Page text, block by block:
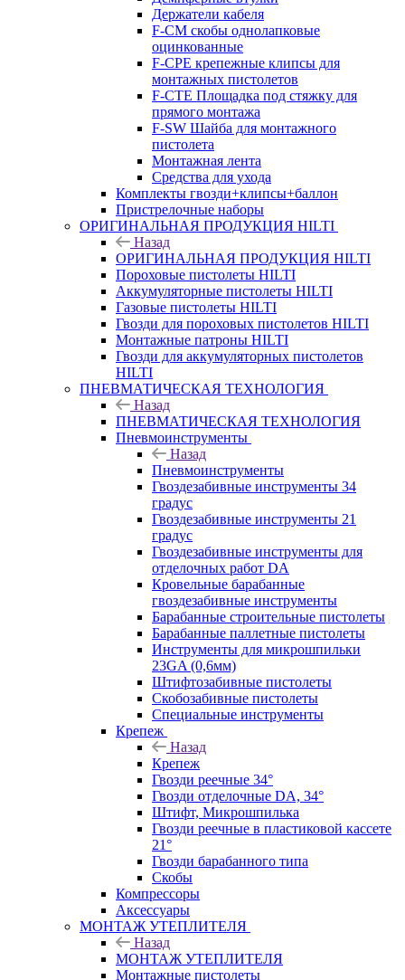
Держатели кабеля
F-CM скобы однолапковые
оцинкованные
F-CPE крепежные клипсы для
монтажных пистолетов
F-CTE Площадка под стяжку для
прямого монтажа
F-SW Шайба для монтажного
пистолета
Монтажная лента
Средства для ухода
Комплекты гвозди+клипсы+баллон
Пристрелочные наборы
ОРИГИНАЛЬНАЯ ПРОДУКЦИЯ HILTI
Назад
ОРИГИНАЛЬНАЯ ПРОДУКЦИЯ HILTI
Пороховые пистолеты HILTI
Аккумуляторные пистолеты HILTI
Газовые пистолеты HILTI
Гвозди для пороховых пистолетов HILTI
Монтажные патроны HILTI
Гвозди для аккумуляторных пистолетов
HILTI
ПНЕВМАТИЧЕСКАЯ ТЕХНОЛОГИЯ
Назад
ПНЕВМАТИЧЕСКАЯ ТЕХНОЛОГИЯ
Пневмоинструменты
Назад
Пневмоинструменты
Гвоздезабивные инструменты 34
градус
Гвоздезабивные инструменты 21
градус
Гвоздезабивные инструменты для
отделочных работ DA
Кровельные барабанные
гвоздезабивные инструменты
Барабанные строительные пистолеты
Барабанные паллетные пистолеты
Инструменты для микрошпильки
23GA (0,6мм)
Штифтозабивные пистолеты
Скобозабивные пистолеты
Специальные инструменты
Крепеж
Назад
Крепеж
Гвозди реечные 34°
Гвозди отделочные DA, 34°
Штифт, Микрошпилька
Гвозди реечные в пластиковой кассете
21°
Гвозди барабанного типа
Скобы
Компрессоры
Аксессуары
МОНТАЖ УТЕПЛИТЕЛЯ
Назад
МОНТАЖ УТЕПЛИТЕЛЯ
Монтажные пистолеты